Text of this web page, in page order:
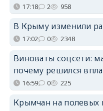
17:18 2 958
В Крыму изменили
17:02 0 2348
Виноваты соцсети:
почему решился
16:59 0 225
Крымчан на полевых